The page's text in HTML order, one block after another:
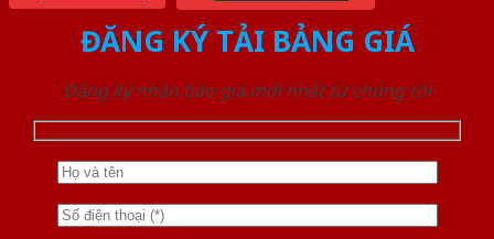
ĐĂNG KÝ TẢI BẢNG GIÁ
Đăng ký nhận báo giá mới nhất từ chúng tôi